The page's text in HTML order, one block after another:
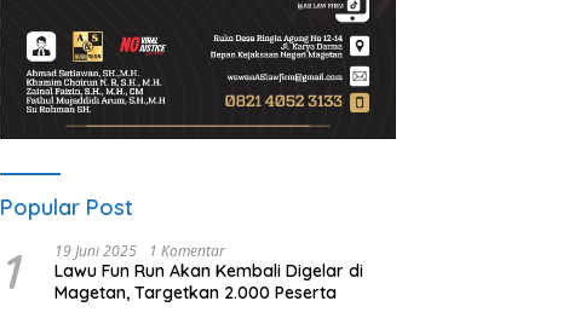
Popular Post
1 19 Juni 2025 1 Komentar
Lawu Fun Run Akan Kembali Digelar di
Magetan, Targetkan 2.000 Peserta